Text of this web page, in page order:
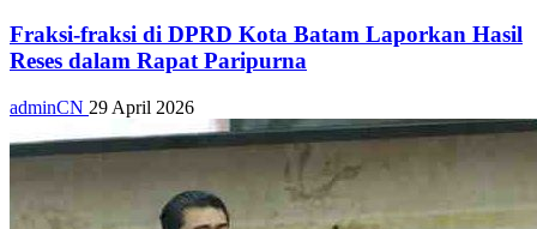
Fraksi-fraksi di DPRD Kota Batam Laporkan Hasil
Reses dalam Rapat Paripurna
adminCN 29 April 2026